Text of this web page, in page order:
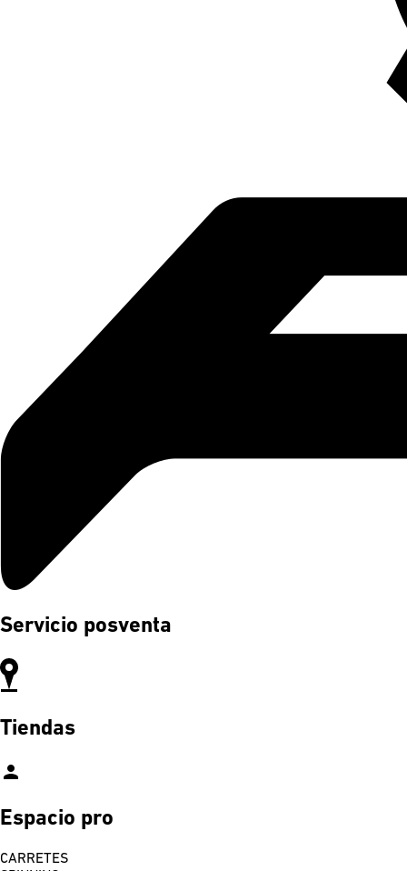
Servicio posventa
Tiendas
person
Espacio pro
CARRETES